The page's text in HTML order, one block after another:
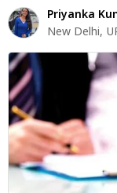
बिजनेस
न्यूज
वीडियो
म्यूचुअल
Priyanka
New Delhi,